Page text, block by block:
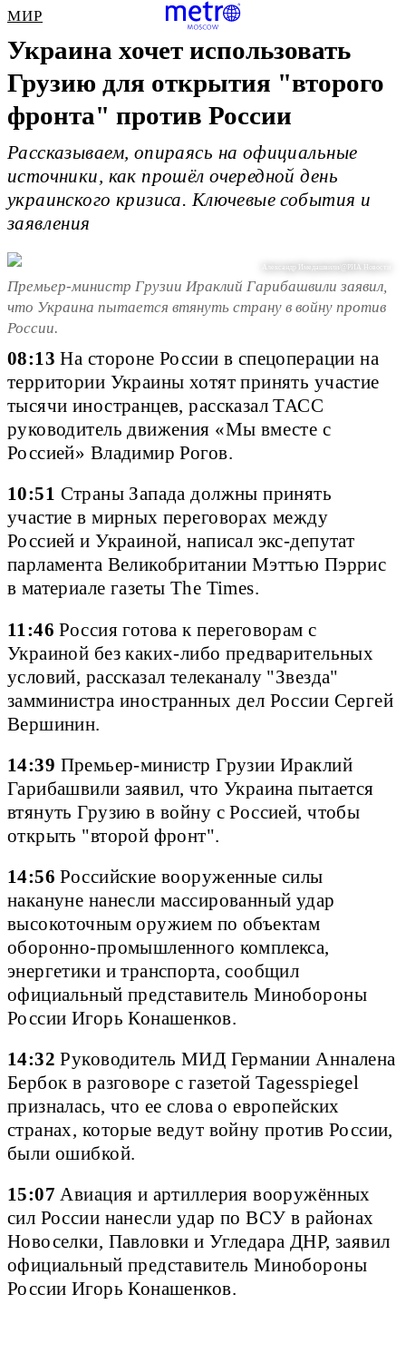
МИР
Украина хочет использовать
Грузию для открытия "второго
фронта" против России
Рассказываем, опираясь на официальные
источники, как прошёл очередной день
украинского кризиса. Ключевые события и
заявления
Александр Имедашвили/@РИА Новости
Премьер-министр Грузии Ираклий Гарибашвили заявил,
что Украина пытается втянуть страну в войну против
России.
08:13 На стороне России в спецоперации на
территории Украины хотят принять участие
тысячи иностранцев, рассказал ТАСС
руководитель движения «Мы вместе с
Россией» Владимир Рогов.
10:51 Страны Запада должны принять
участие в мирных переговорах между
Россией и Украиной, написал экс-депутат
парламента Великобритании Мэттью Пэррис
в материале газеты The Times.
11:46 Россия готова к переговорам с
Украиной без каких-либо предварительных
условий, рассказал телеканалу "Звезда"
замминистра иностранных дел России Сергей
Вершинин.
14:39 Премьер-министр Грузии Ираклий
Гарибашвили заявил, что Украина пытается
втянуть Грузию в войну с Россией, чтобы
открыть "второй фронт".
14:56 Российские вооруженные силы
накануне нанесли массированный удар
высокоточным оружием по объектам
оборонно-промышленного комплекса,
энергетики и транспорта, сообщил
официальный представитель Минобороны
России Игорь Конашенков.
14:32 Руководитель МИД Германии Анналена
Бербок в разговоре с газетой Tagesspiegel
призналась, что ее слова о европейских
странах, которые ведут войну против России,
были ошибкой.
15:07 Авиация и артиллерия вооружённых
сил России нанесли удар по ВСУ в районах
Новоселки, Павловки и Угледара ДНР, заявил
официальный представитель Минобороны
России Игорь Конашенков.